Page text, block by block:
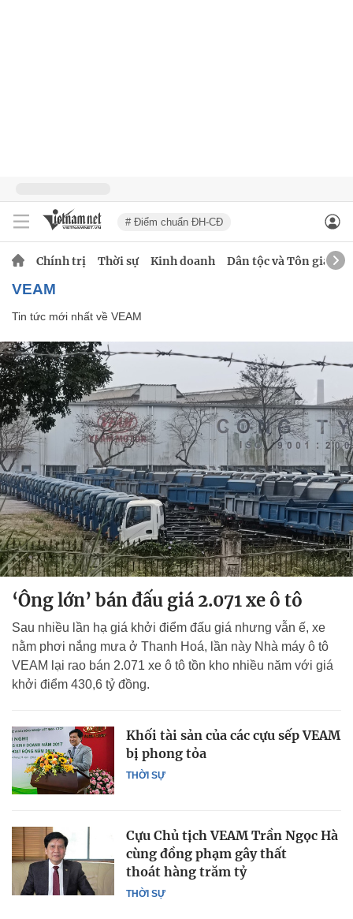
# Điểm chuẩn ĐH-CĐ
Chính trị Thời sự Kinh doanh Dân tộc và Tôn giáo
VEAM
Tin tức mới nhất về VEAM
‘Ông lớn’ bán đấu giá 2.071 xe ô tô
Sau nhiều lần hạ giá khởi điểm đấu giá nhưng vẫn ế, xe
nằm phơi nắng mưa ở Thanh Hoá, lần này Nhà máy ô tô
VEAM lại rao bán 2.071 xe ô tô tồn kho nhiều năm với giá
khởi điểm 430,6 tỷ đồng.
THỜI SỰ
Khối tài sản của các cựu sếp VEAM
bị phong tỏa
THỜI SỰ
Cựu Chủ tịch VEAM Trần Ngọc Hà
cùng đồng phạm gây thất
thoát hàng trăm tỷ